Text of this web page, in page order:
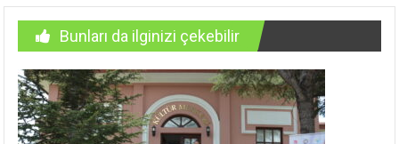
Bunları da ilginizi çekebilir